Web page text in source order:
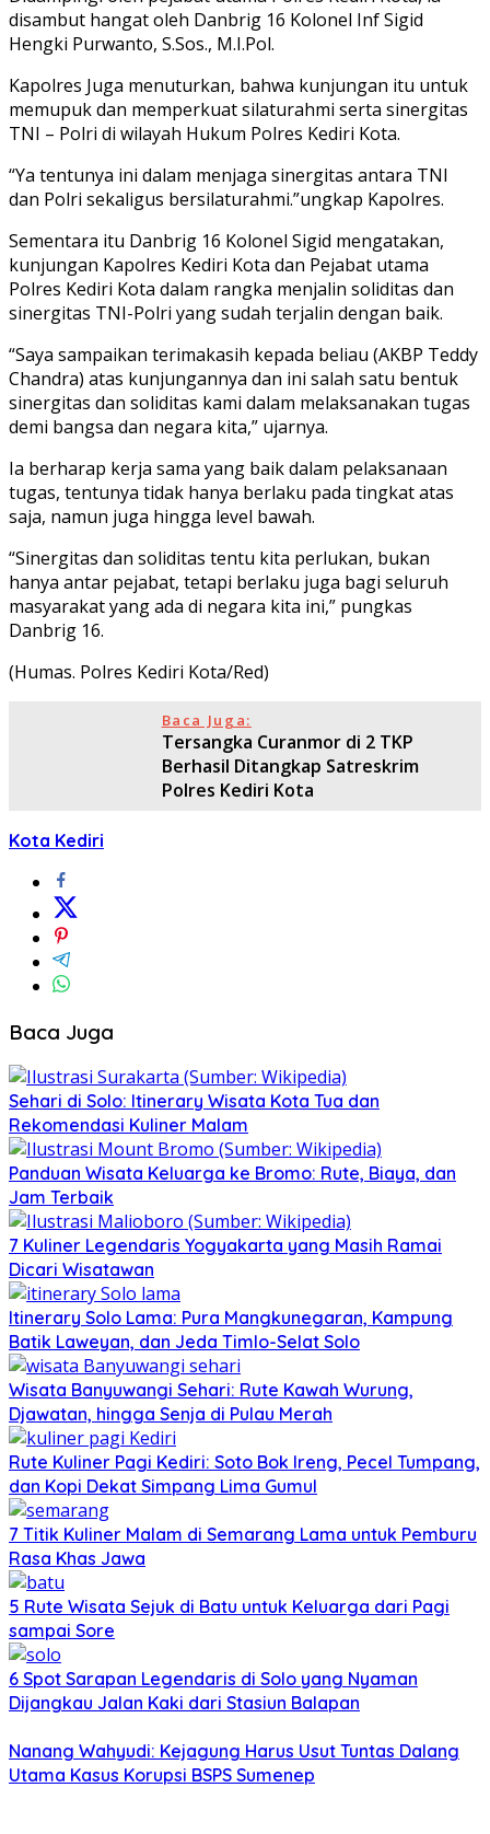
disambut hangat oleh Danbrig 16 Kolonel Inf Sigid
Hengki Purwanto, S.Sos., M.I.Pol.
Kapolres Juga menuturkan, bahwa kunjungan itu untuk
memupuk dan memperkuat silaturahmi serta sinergitas
TNI – Polri di wilayah Hukum Polres Kediri Kota.
“Ya tentunya ini dalam menjaga sinergitas antara TNI
dan Polri sekaligus bersilaturahmi.”ungkap Kapolres.
Sementara itu Danbrig 16 Kolonel Sigid mengatakan,
kunjungan Kapolres Kediri Kota dan Pejabat utama
Polres Kediri Kota dalam rangka menjalin soliditas dan
sinergitas TNI-Polri yang sudah terjalin dengan baik.
“Saya sampaikan terimakasih kepada beliau (AKBP Teddy
Chandra) atas kunjungannya dan ini salah satu bentuk
sinergitas dan soliditas kami dalam melaksanakan tugas
demi bangsa dan negara kita,” ujarnya.
Ia berharap kerja sama yang baik dalam pelaksanaan
tugas, tentunya tidak hanya berlaku pada tingkat atas
saja, namun juga hingga level bawah.
“Sinergitas dan soliditas tentu kita perlukan, bukan
hanya antar pejabat, tetapi berlaku juga bagi seluruh
masyarakat yang ada di negara kita ini,” pungkas
Danbrig 16.
(Humas. Polres Kediri Kota/Red)
Baca Juga:
Tersangka Curanmor di 2 TKP
Berhasil Ditangkap Satreskrim
Polres Kediri Kota
Kota Kediri
Baca Juga
Sehari di Solo: Itinerary Wisata Kota Tua dan
Rekomendasi Kuliner Malam
Panduan Wisata Keluarga ke Bromo: Rute, Biaya, dan
Jam Terbaik
7 Kuliner Legendaris Yogyakarta yang Masih Ramai
Dicari Wisatawan
Itinerary Solo Lama: Pura Mangkunegaran, Kampung
Batik Laweyan, dan Jeda Timlo-Selat Solo
Wisata Banyuwangi Sehari: Rute Kawah Wurung,
Djawatan, hingga Senja di Pulau Merah
Rute Kuliner Pagi Kediri: Soto Bok Ireng, Pecel Tumpang,
dan Kopi Dekat Simpang Lima Gumul
7 Titik Kuliner Malam di Semarang Lama untuk Pemburu
Rasa Khas Jawa
5 Rute Wisata Sejuk di Batu untuk Keluarga dari Pagi
sampai Sore
6 Spot Sarapan Legendaris di Solo yang Nyaman
Dijangkau Jalan Kaki dari Stasiun Balapan
Nanang Wahyudi: Kejagung Harus Usut Tuntas Dalang
Utama Kasus Korupsi BSPS Sumenep